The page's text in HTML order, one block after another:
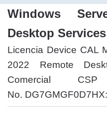
Windows
Desktop Services
Licencia Device CAL
2022 Remote
Comercial
No.